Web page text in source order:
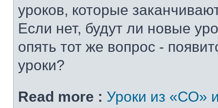
уроков, которые
Если нет, будут ли новые
опять тот же вопрос -
уроки?
Read more : Уроки из «СО»